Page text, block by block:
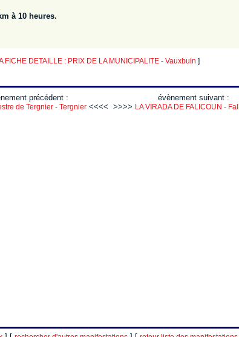
à 10 heures.
FICHE DETAILLE : PRIX DE LA MUNICIPALITE - Vauxbuin ]
précédent :
de Tergnier - Tergnier<<<<
évènement suivant :
>>>> LA VIRADA DE FALICOUN -